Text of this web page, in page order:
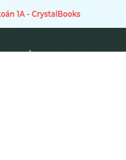
TIN TỨC